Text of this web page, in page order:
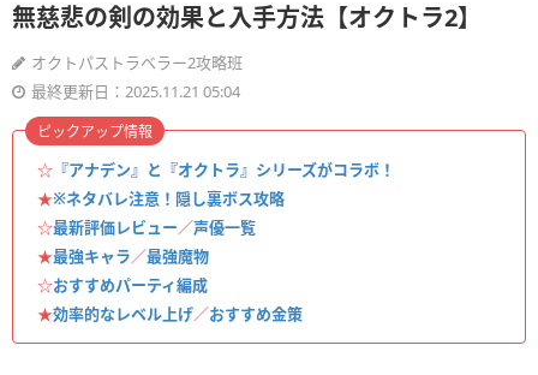
無慈悲の剣の効果と入手方法【オクトラ2】
オクトパストラベラー2攻略班
最終更新日：2025.11.21 05:04
☆ 『アナデン』と『オクトラ』シリーズがコラボ！
★※ネタバレ注意！隠し裏ボス攻略
☆最新評価レビュー／声優一覧
★最強キャラ／最強魔物
☆おすすめパーティ編成
★効率的なレベル上げ／おすすめ金策
ピックアップ情報